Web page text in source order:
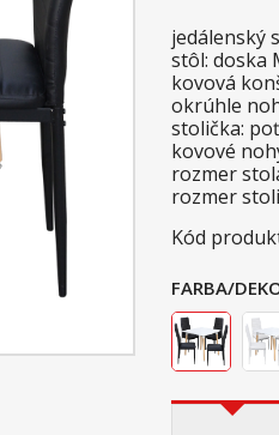
jedálenský
stôl: doska
kovová
okrúhle
stolička:
kovové
rozmer
rozmer
Kód
FARBA/